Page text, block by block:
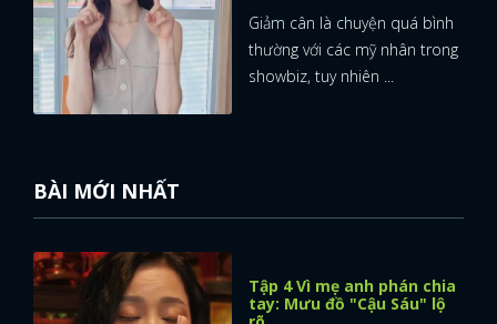
Giảm cân là chuyện quá bình
thường với các mỹ nhân trong
showbiz, tuy nhiên ...
BÀI MỚI NHẤT
Tập 4 Vì mẹ anh phán chia
tay: Mưu đồ "Cậu Sáu" lộ